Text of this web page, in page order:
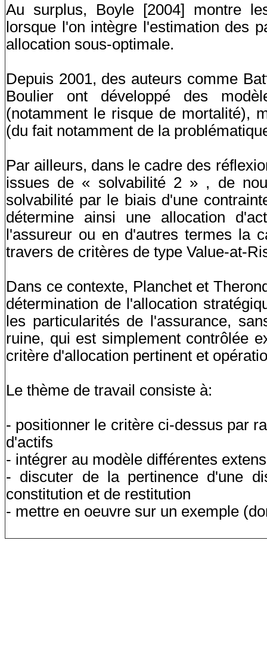
Au surplus, Boyle [2004] montre
lorsque l'on intègre l'estimation des
allocation sous-optimale.
Depuis 2001, des auteurs comme
Boulier ont développé des
(notamment le risque de mortalité),
(du fait notamment de la
Par ailleurs, dans le cadre des
issues de « solvabilité 2 » , de
solvabilité par le biais d'une
détermine ainsi une allocation
l'assureur ou en d'autres termes la
travers de critères de type Value-at-
Dans ce contexte, Planchet et
détermination de l'allocation
les particularités de l'assurance,
ruine, qui est simplement contrôlée
critère d'allocation pertinent et
Le thème de travail consiste à:
- positionner le critère ci-dessus par
d'actifs
- intégrer au modèle différentes
- discuter de la pertinence d'une
constitution et de restitution
- mettre en oeuvre sur un exemple